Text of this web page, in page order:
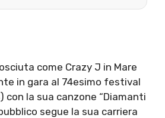
come Crazy J in Mare
in gara al 74esimo festival
con la sua canzone “Diamanti
segue la sua carriera